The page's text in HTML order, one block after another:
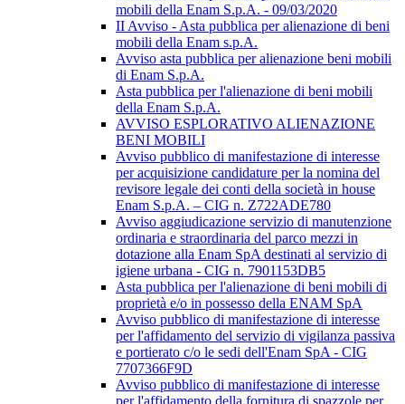
mobili della Enam S.p.A. - 09/03/2020
II Avviso - Asta pubblica per alienazione di beni
mobili della Enam s.p.A.
Avviso asta pubblica per alienazione beni mobili
di Enam S.p.A.
Asta pubblica per l'alienazione di beni mobili
della Enam S.p.A.
AVVISO ESPLORATIVO ALIENAZIONE
BENI MOBILI
Avviso pubblico di manifestazione di interesse
per acquisizione candidature per la nomina del
revisore legale dei conti della società in house
Enam S.p.A. – CIG n. Z722ADE780
Avviso aggiudicazione servizio di manutenzione
ordinaria e straordinaria del parco mezzi in
dotazione alla Enam SpA destinati al servizio di
igiene urbana - CIG n. 7901153DB5
Asta pubblica per l'alienazione di beni mobili di
proprietà e/o in possesso della ENAM SpA
Avviso pubblico di manifestazione di interesse
per l'affidamento del servizio di vigilanza passiva
e portierato c/o le sedi dell'Enam SpA - CIG
7707366F9D
Avviso pubblico di manifestazione di interesse
per l'affidamento della fornitura di spazzole per